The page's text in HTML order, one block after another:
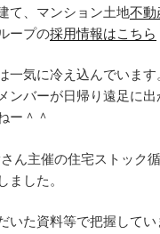
て、マンション土地不動
ープの採用情報はこちら
一気に冷え込んでいます
ンバーが日帰り遠足に出
ー＾＾
ん主催の住宅ストック
ました。
いた資料等で把握して